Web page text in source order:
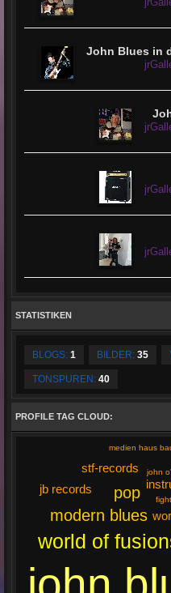
John Blues in
STATISTIKEN
BLOGS: 1 BILDER: 35
TONSPUREN: 40
PROFILE TAG CLOUD:
world of
modern blues
pop
stf-records
jb records
john
medien haus